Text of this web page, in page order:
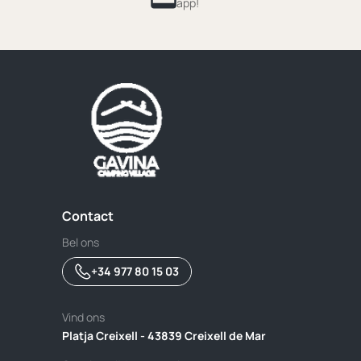
Contact
Bel ons
+34 977 80 15 03
Vind ons
Platja Creixell - 43839 Creixell de Mar